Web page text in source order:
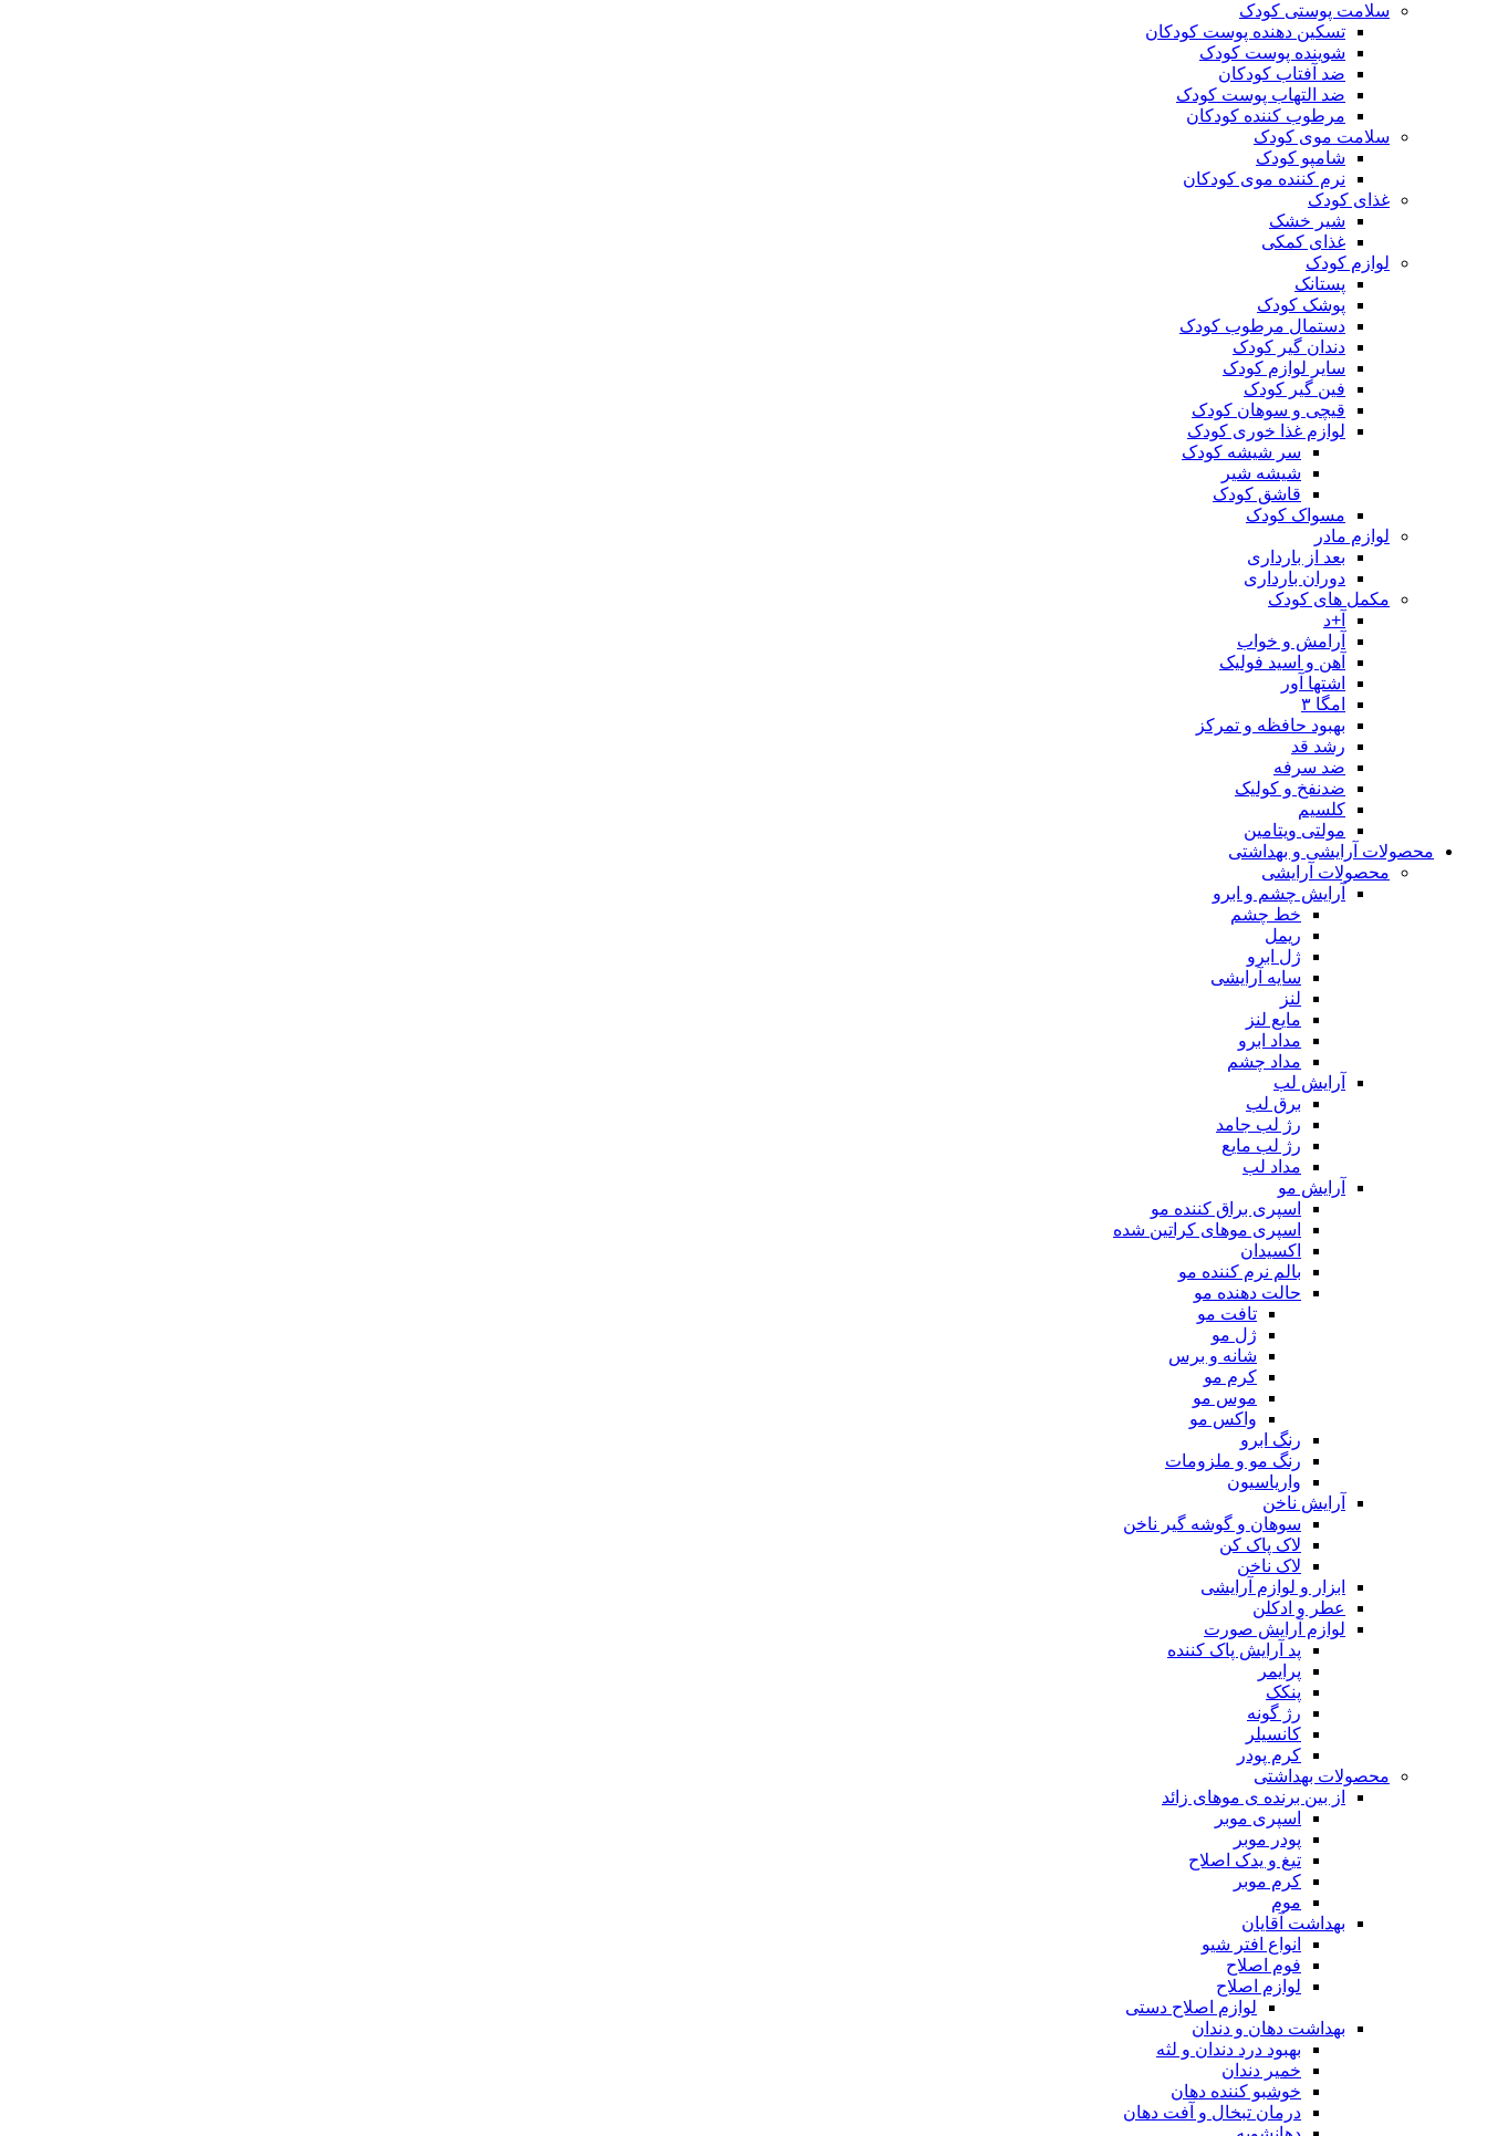
سلامت پوستی کودک
تسکین دهنده پوست کودکان
شوینده پوست کودک
ضد آفتاب کودکان
ضد التهاب پوست کودک
مرطوب کننده کودکان
سلامت موی کودک
شامپو کودک
نرم کننده موی کودکان
غذای کودک
شیر خشک
غذای کمکی
لوازم کودک
پستانک
پوشک کودک
دستمال مرطوب کودک
دندان گیر کودک
سایر لوازم کودک
فین گیر کودک
قیچی و سوهان کودک
لوازم غذا خوری کودک
سر شیشه کودک
شیشه شیر
قاشق کودک
مسواک کودک
لوازم مادر
بعد از بارداری
دوران بارداری
مکمل های کودک
آ+د
آرامش و خواب
آهن و اسید فولیک
اشتها آور
امگا ۳
بهبود حافظه و تمرکز
رشد قد
ضد سرفه
ضدنفخ و کولیک
کلسیم
مولتی ویتامین
محصولات آرایشی و بهداشتی
محصولات آرایشی
آرایش چشم و ابرو
خط چشم
ریمل
ژل ابرو
سایه آرایشی
لنز
مایع لنز
مداد ابرو
مداد چشم
آرایش لب
برق لب
رژ لب جامد
رژ لب مایع
مداد لب
آرایش مو
اسپری براق کننده مو
اسپری موهای کراتین شده
اکسیدان
بالم نرم کننده مو
حالت دهنده مو
تافت مو
ژل مو
شانه و برس
کرم مو
موس مو
واکس مو
رنگ ابرو
رنگ مو و ملزومات
واریاسیون
آرایش ناخن
سوهان و گوشه گیر ناخن
لاک پاک کن
لاک ناخن
ابزار و لوازم آرایشی
عطر و ادکلن
لوازم آرایش صورت
پد آرایش پاک کننده
پرایمر
پنکک
رژ گونه
کانسیلر
کرم پودر
محصولات بهداشتی
از بین برنده ی موهای زائد
اسپری موبر
پودر موبر
تیغ و یدک اصلاح
کرم موبر
موم
بهداشت آقایان
انواع افتر شیو
فوم اصلاح
لوازم اصلاح
لوازم اصلاح دستی
بهداشت دهان و دندان
بهبود درد دندان و لثه
خمیر دندان
خوشبو کننده دهان
درمان تبخال و آفت دهان